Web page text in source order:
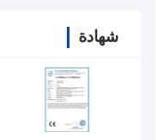
شهادة